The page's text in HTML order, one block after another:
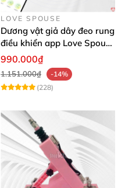
LOVE SPOUSE
Dương vật giả dây đeo rung
điều khiển app Love Spouse
thỏa mãn
990.000₫
1.151.000₫
-14%
(228)